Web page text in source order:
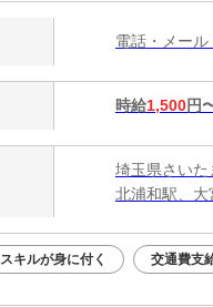
電話・メー
時給1,500円
埼玉県さいた
北浦和駅、
スキルが身に付く 交通費支